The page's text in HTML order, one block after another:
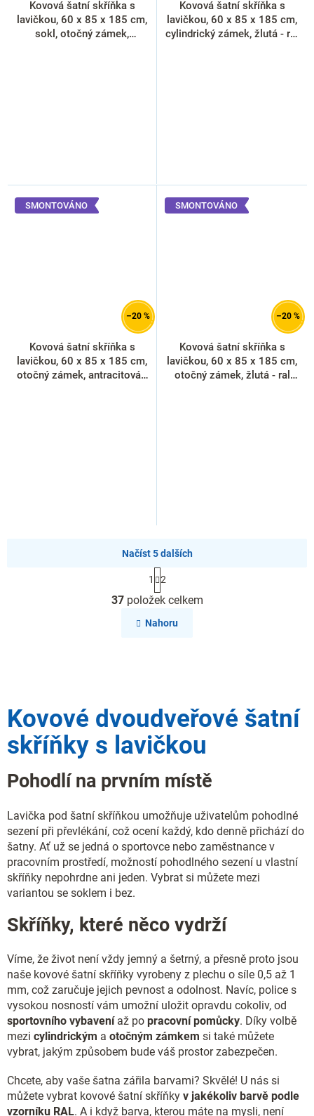
Kovová šatní skříňka s
lavičkou, 60 x 85 x 185 cm,
sokl, otočný zámek,
Kovová šatní skříňka s
lavičkou, 60 x 85 x 185 cm,
cylindrický zámek, žlutá - ral
SMONTOVÁNO
–20 %
Kovová šatní skříňka s
lavičkou, 60 x 85 x 185 cm,
otočný zámek, antracitová -
SMONTOVÁNO
–20 %
Kovová šatní skříňka s
lavičkou, 60 x 85 x 185 cm,
otočný zámek, žlutá - ral
O
v
l
r
v
k
y
ý
s
u
Načíst 5 dalších
S
t
r
á
n
1 2
37položek celkem
Nahoru
Kovové dvoudveřové šatní
skříňky s lavičkou
Pohodlí na prvním místě
Lavička pod šatní skříňkou umožňuje uživatelům pohodlné
sezení při převlékání, což ocení každý, kdo denně přichází do
šatny. Ať už se jedná o sportovce nebo zaměstnance v
pracovním prostředí, možností pohodlného sezení u vlastní
skříňky nepohrdne ani jeden. Vybrat si můžete mezi
variantou se soklem i bez.
Skříňky, které něco vydrží
Víme, že život není vždy jemný a šetrný, a přesně proto jsou
naše kovové šatní skříňky vyrobeny z plechu o síle 0,5 až 1
mm, což zaručuje jejich pevnost a odolnost. Navíc, police s
vysokou nosností vám umožní uložit opravdu cokoliv, od
sportovního vybaveníaž po pracovní pomůcky. Díky volbě
mezi cylindrickým a otočným zámkem si také můžete
vybrat, jakým způsobem bude váš prostor zabezpečen.
Chcete, aby vaše šatna zářila barvami? Skvělé! U nás si
můžete vybrat kovové šatní skříňky v jakékoliv barvě podle
vzorníku RAL. A i když barva, kterou máte na mysli, není